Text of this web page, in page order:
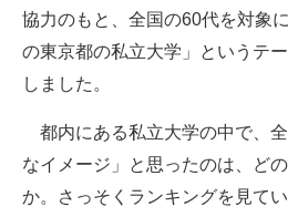
ITの今と未来を見通す
スマホと通信の最新トレンド
ビジネスと働き方のヒント
協力のもと、全国の60代を対象
の東京都の私立大学」というテ
しました。
都内にある私立大学の中で、
なイメージ」と思ったのは、ど
か。さっそくランキングを見てい